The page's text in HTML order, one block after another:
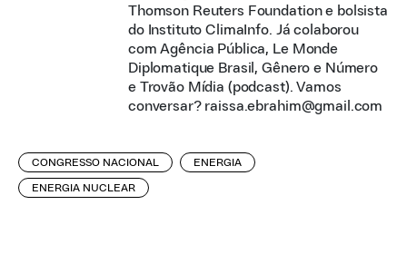
Thomson Reuters Foundation e bolsista
do Instituto ClimaInfo. Já colaborou
com Agência Pública, Le Monde
Diplomatique Brasil, Gênero e Número
e Trovão Mídia (podcast). Vamos
conversar? raissa.ebrahim@gmail.com
CONGRESSO NACIONAL ENERGIA
ENERGIA NUCLEAR